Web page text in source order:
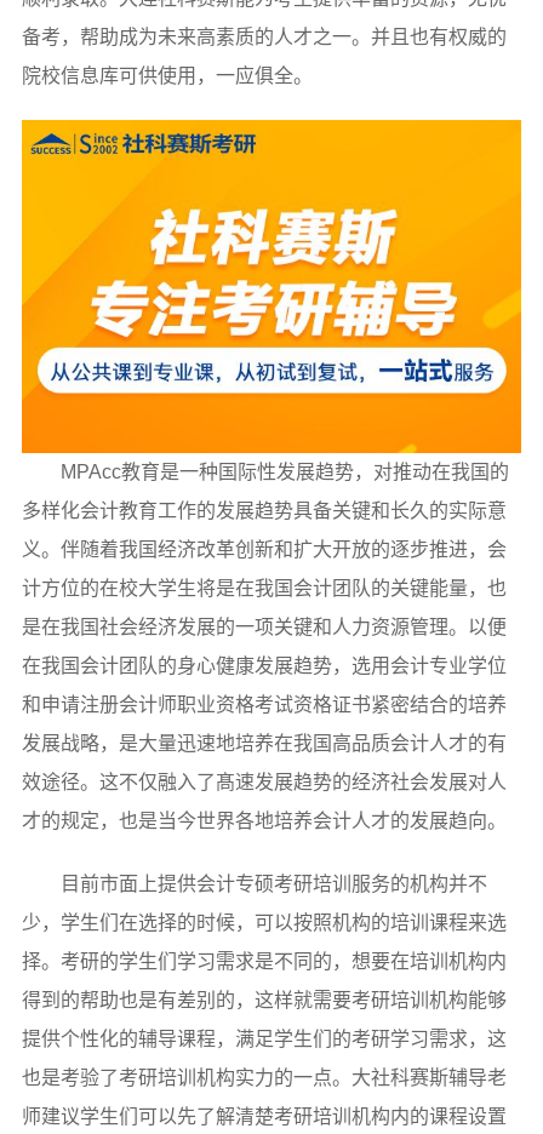
备考，帮助成为未来高素质的人才之一。并且也有权威的
院校信息库可供使用，一应俱全。
MPAcc教育是一种国际性发展趋势，对推动在我国的
多样化会计教育工作的发展趋势具备关键和长久的实际意
义。伴随着我国经济改革创新和扩大开放的逐步推进，会
计方位的在校大学生将是在我国会计团队的关键能量，也
是在我国社会经济发展的一项关键和人力资源管理。以便
在我国会计团队的身心健康发展趋势，选用会计专业学位
和申请注册会计师职业资格考试资格证书紧密结合的培养
发展战略，是大量迅速地培养在我国高品质会计人才的有
效途径。这不仅融入了髙速发展趋势的经济社会发展对人
才的规定，也是当今世界各地培养会计人才的发展趋向。
目前市面上提供会计专硕考研培训服务的机构并不
少，学生们在选择的时候，可以按照机构的培训课程来选
择。考研的学生们学习需求是不同的，想要在培训机构内
得到的帮助也是有差别的，这样就需要考研培训机构能够
提供个性化的辅导课程，满足学生们的考研学习需求，这
也是考验了考研培训机构实力的一点。大社科赛斯辅导老
师建议学生们可以先了解清楚考研培训机构内的课程设置